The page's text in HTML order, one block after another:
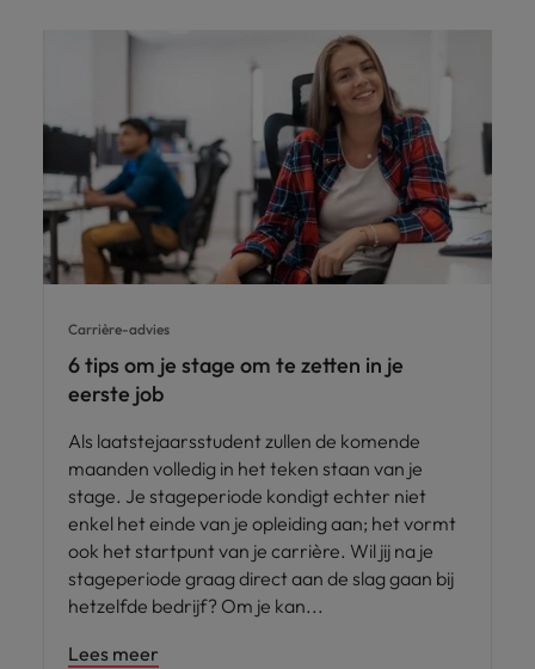
Carrière-advies
6 tips om je stage om te zetten in je
eerste job
Als laatstejaarsstudent zullen de komende
maanden volledig in het teken staan van je
stage. Je stageperiode kondigt echter niet
enkel het einde van je opleiding aan; het vormt
ook het startpunt van je carrière. Wil jij na je
stageperiode graag direct aan de slag gaan bij
hetzelfde bedrijf? Om je kan
Lees meer